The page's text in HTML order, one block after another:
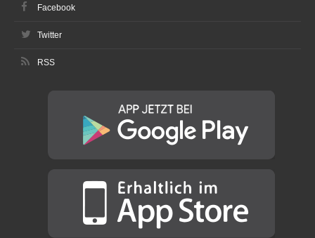
Facebook
Twitter
RSS